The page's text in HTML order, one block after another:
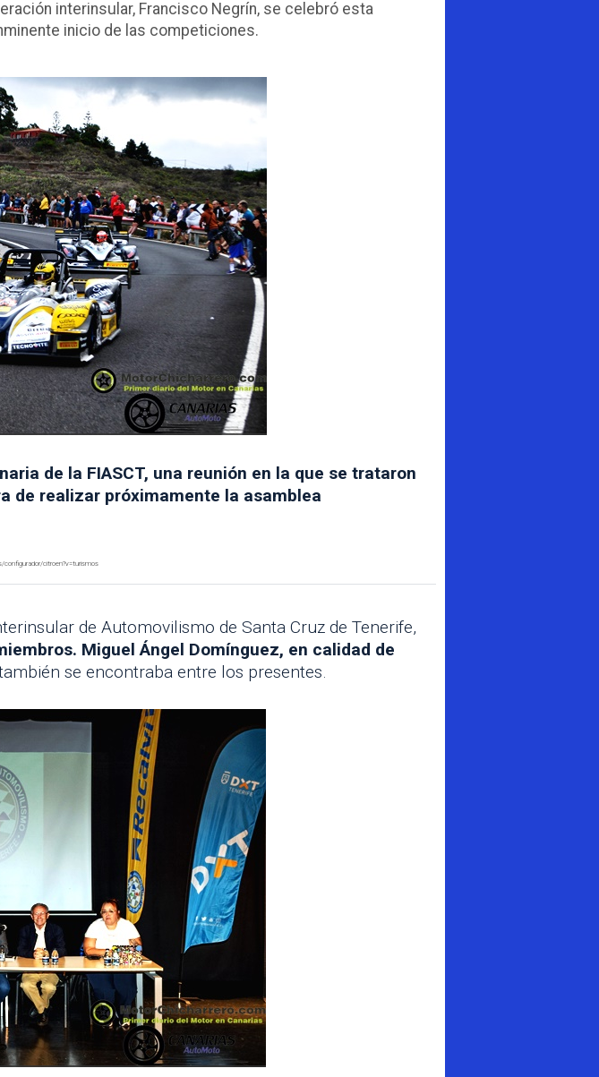
interinsular, Francisco Negrín, se celebró esta
inicio de las competiciones.
de la FIASCT, una reunión en la que se trataron
de realizar próximamente la asamblea
de Automovilismo de Santa Cruz de Tenerife,
Miguel Ángel Domínguez, en calidad de
se encontraba entre los presentes.